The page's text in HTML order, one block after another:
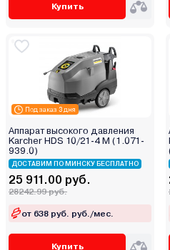
Efco
Elitech
Eurolux
Favourite
Fermer
FIT
Flymore
Forsland
Купить
Под заказ 3 дня
Аппарат высокого давления
Karcher HDS 10/21-4 M (1.071-
939.0)
ДОСТАВИМ ПО МИНСКУ БЕСПЛАТНО
25 911.00 руб.
28242.99 руб.
от 638 руб. руб./мес.
Купить